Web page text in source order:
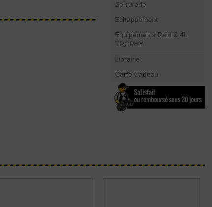
Serrurerie
Echappement
Equipements Raid & 4L
TROPHY
Librairie
Carte Cadeau